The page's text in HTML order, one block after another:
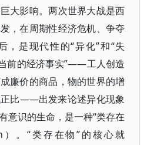
大影响。两次世界大战是西
，在周期性经济危机、争夺
，是现代性的“异化”和“失
前的经济事实”——工人创造
廉价的商品，物的世界的增
比——出发来论述异化现象
意识的生命，是一种“类存在
）。“类存在物”的核心就